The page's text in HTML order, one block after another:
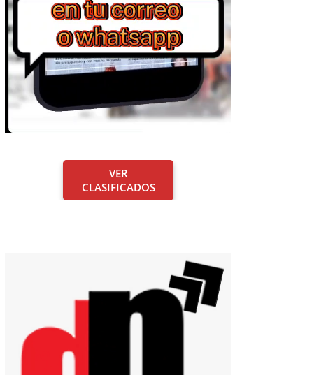
VER
CLASIFICADOS